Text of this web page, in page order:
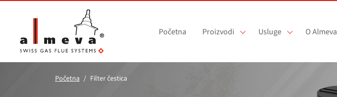
Preskoči na glavni sadržaj
Početna Proizvodi Usluge O Almeva
Početna Filter čestica